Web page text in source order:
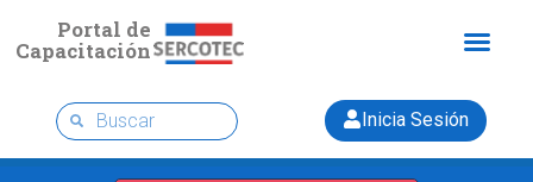
Portal de
Capacitación
Inicia Sesión